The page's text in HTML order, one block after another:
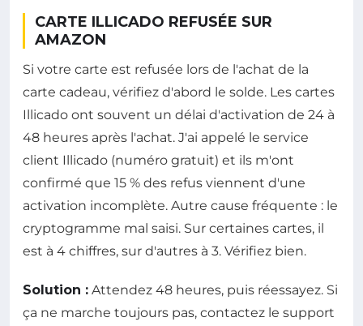
CARTE ILLICADO REFUSÉE SUR
AMAZON
Si votre carte est refusée lors de l'achat de la
carte cadeau, vérifiez d'abord le solde. Les cartes
Illicado ont souvent un délai d'activation de 24 à
48 heures après l'achat. J'ai appelé le service
client Illicado (numéro gratuit) et ils m'ont
confirmé que 15 % des refus viennent d'une
activation incomplète. Autre cause fréquente : le
cryptogramme mal saisi. Sur certaines cartes, il
est à 4 chiffres, sur d'autres à 3. Vérifiez bien.
Solution : Attendez 48 heures, puis réessayez. Si
ça ne marche toujours pas, contactez le support